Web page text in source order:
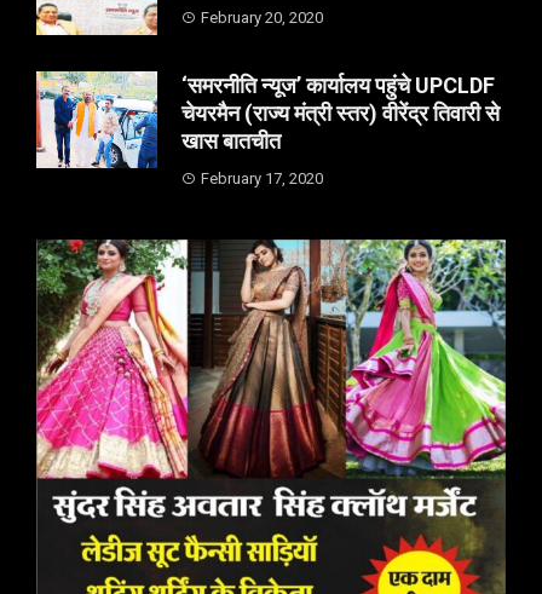
February 20, 2020
‘समरनीति न्यूज’ कार्यालय पहुंचे UPCLDF
चेयरमैन (राज्य मंत्री स्तर) वीरेंद्र तिवारी से
खास बातचीत
February 17, 2020